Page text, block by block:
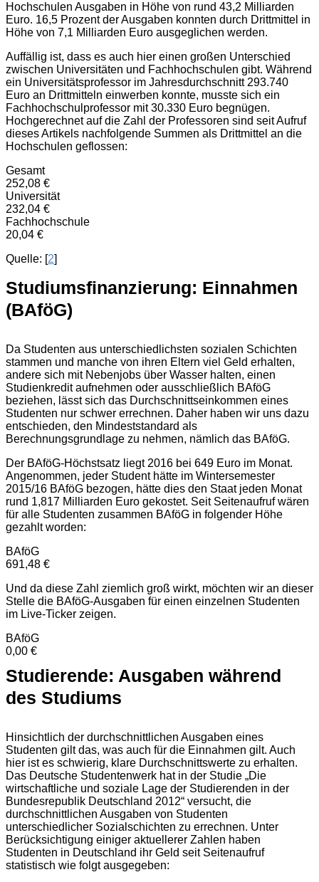
Hochschulen Ausgaben in Höhe von rund 43,2 Milliarden
Euro. 16,5 Prozent der Ausgaben konnten durch Drittmittel in
Höhe von 7,1 Milliarden Euro ausgeglichen werden.
Auffällig ist, dass es auch hier einen großen Unterschied
zwischen Universitäten und Fachhochschulen gibt. Während
ein Universitätsprofessor im Jahresdurchschnitt 293.740
Euro an Drittmitteln einwerben konnte, musste sich ein
Fachhochschulprofessor mit 30.330 Euro begnügen.
Hochgerechnet auf die Zahl der Professoren sind seit Aufruf
dieses Artikels nachfolgende Summen als Drittmittel an die
Hochschulen geflossen:
Gesamt
252,08 €
Universität
232,04 €
Fachhochschule
20,04 €
Quelle: [2]
Studiumsfinanzierung: Einnahmen
(BAföG)
Da Studenten aus unterschiedlichsten sozialen Schichten
stammen und manche von ihren Eltern viel Geld erhalten,
andere sich mit Nebenjobs über Wasser halten, einen
Studienkredit aufnehmen oder ausschließlich BAföG
beziehen, lässt sich das Durchschnittseinkommen eines
Studenten nur schwer errechnen. Daher haben wir uns dazu
entschieden, den Mindeststandard als
Berechnungsgrundlage zu nehmen, nämlich das BAföG.
Der BAföG-Höchstsatz liegt 2016 bei 649 Euro im Monat.
Angenommen, jeder Student hätte im Wintersemester
2015/16 BAföG bezogen, hätte dies den Staat jeden Monat
rund 1,817 Milliarden Euro gekostet. Seit Seitenaufruf wären
für alle Studenten zusammen BAföG in folgender Höhe
gezahlt worden:
BAföG
691,48 €
Und da diese Zahl ziemlich groß wirkt, möchten wir an dieser
Stelle die BAföG-Ausgaben für einen einzelnen Studenten
im Live-Ticker zeigen.
BAföG
0,00 €
Studierende: Ausgaben während
des Studiums
Hinsichtlich der durchschnittlichen Ausgaben eines
Studenten gilt das, was auch für die Einnahmen gilt. Auch
hier ist es schwierig, klare Durchschnittswerte zu erhalten.
Das Deutsche Studentenwerk hat in der Studie „Die
wirtschaftliche und soziale Lage der Studierenden in der
Bundesrepublik Deutschland 2012“ versucht, die
durchschnittlichen Ausgaben von Studenten
unterschiedlicher Sozialschichten zu errechnen. Unter
Berücksichtigung einiger aktuellerer Zahlen haben
Studenten in Deutschland ihr Geld seit Seitenaufruf
statistisch wie folgt ausgegeben: